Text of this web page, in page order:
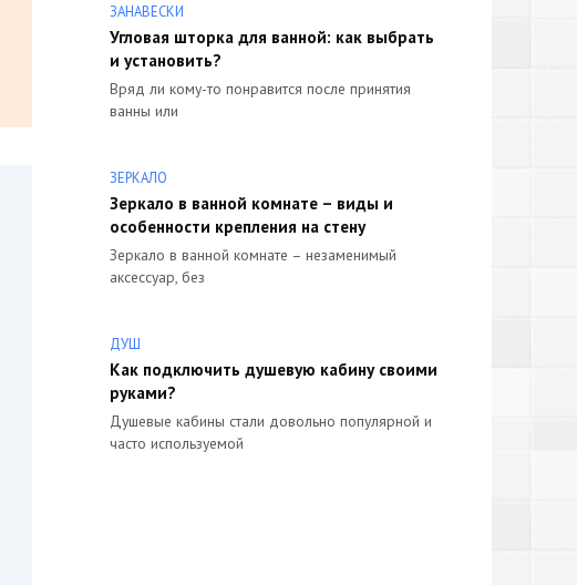
ЗАНАВЕСКИ
Угловая шторка для ванной: как выбрать
и установить?
Вряд ли кому-то понравится после принятия
ванны или
ЗЕРКАЛО
Зеркало в ванной комнате – виды и
особенности крепления на стену
Зеркало в ванной комнате – незаменимый
аксессуар, без
ДУШ
Как подключить душевую кабину своими
руками?
Душевые кабины стали довольно популярной и
часто используемой